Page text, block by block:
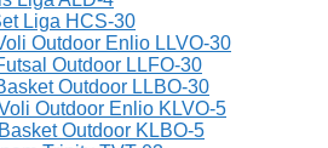
Liga HCS-30
Outdoor Enlio LLVO-30
Outdoor LLFO-30
Outdoor LLBO-30
Outdoor Enlio KLVO-5
Outdoor KLBO-5